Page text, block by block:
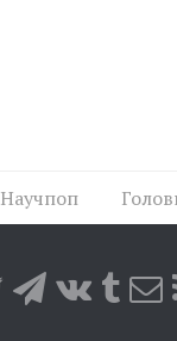
Научпоп